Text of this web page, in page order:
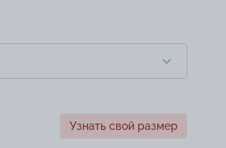
Узнать свой размер